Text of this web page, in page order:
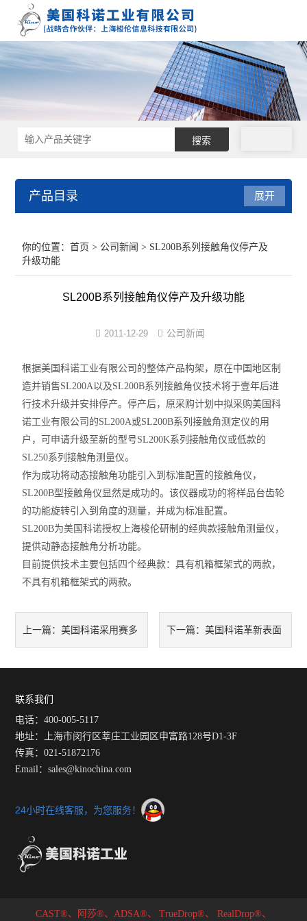
产品目录
表面张力仪
界面张力仪
界面弹性系数仪
表面清洁度分析仪
水滴角测量仪
位移及其控制系统
光谱色谱分析仪器
TOF相机（Time of Flight）
展开
你的位置：首页 > 公司新闻 > SL200B系列接触角仪停产及
升级功能
SL200B系列接触角仪停产及升级功能
2011-12-29 公司新闻
根据美国科诺工业有限公司的整体产品构架，原在中国地区制
造并销售SL200A以及SL200B系列接触角仪技术将于壹年后进
行技术升级并安排停产。停产后，原采购计划中拟采购美国科
诺工业有限公司的SL200A或SL200B系列接触角测定仪的用
户，可申请升级至新的型号SL200K系列接触角仪或低款的
SL250系列接触角测量仪。
作为成功将动态接触角功能引入到标准配置的接触角仪，
SL200B型接触角仪显然是成功的。该仪器成功的将样品台齿轮
的功能旋转引入到角度的测量，并成为标准配置。
SL200B为美国科诺授权上海梭伦研制的经典款接触角测量仪，
提供动静态接触角分析功能。
目前提供技术主要包括四个经典款：具有机箱框架式的两款，
不具有机箱框架式的两款。
上一篇：美国科诺采用赛多
力仪的分析天平升级
下一篇： 美国科诺革新表面
联系我们
电话：400-005-5117
地址：上海市闵行区莘庄工业园区申富路128号D1-3F
传真：021-51872176
Email：sales@kinochina.com
24小时在线客服，为您服务！
CAST®、阿莎®、ADSA®、 TrueDrop®、 RealDrop®、